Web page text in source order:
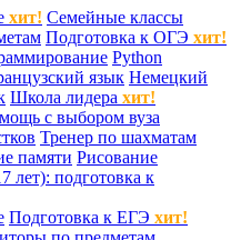
хит! Семейные классы
Подготовка к ОГЭ хит!
Python
язык Немецкий
Школа лидера хит!
с выбором вуза
Тренер по шахматам
памяти Рисование
лет): подготовка к
Подготовка к ЕГЭ хит!